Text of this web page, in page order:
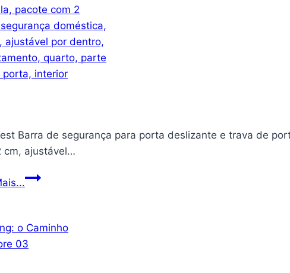
Barra de segurança para porta deslizante e trava de
cm, ajustável…
YeYeBest
segurança
para